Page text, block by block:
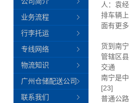
人：袁
排车辆
面有更
货到南
管辖区
交通
南宁是
[23]
普通公路
业务流程
行李托运
专线网络
物流知识
广州仓储配送公司
联系我们